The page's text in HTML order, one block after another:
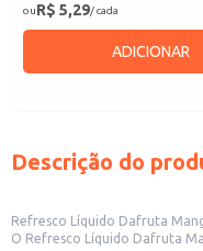
ouR$ 5,29/ cada
ADICIONAR
Descrição do
Refresco Líquido Dafruta
O Refresco Líquido Dafruta Manga TP com 1L é